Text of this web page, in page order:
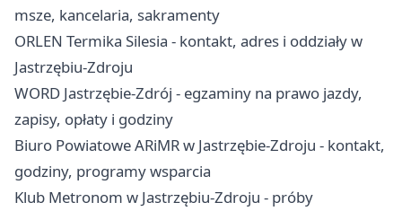
msze, kancelaria, sakramenty
ORLEN Termika Silesia - kontakt, adres i oddziały w
Jastrzębiu-Zdroju
WORD Jastrzębie-Zdrój - egzaminy na prawo jazdy,
zapisy, opłaty i godziny
Biuro Powiatowe ARiMR w Jastrzębie-Zdroju - kontakt,
godziny, programy wsparcia
Klub Metronom w Jastrzębiu-Zdroju - próby